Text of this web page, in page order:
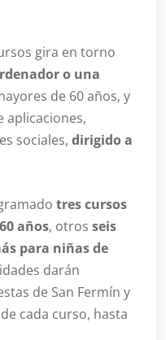
gira en torno
o una
de 60 años, y
aplicaciones,
sociales, dirigido a
tres cursos
años, otros seis
para niñas de
darán
de San Fermín y
cada curso, hasta